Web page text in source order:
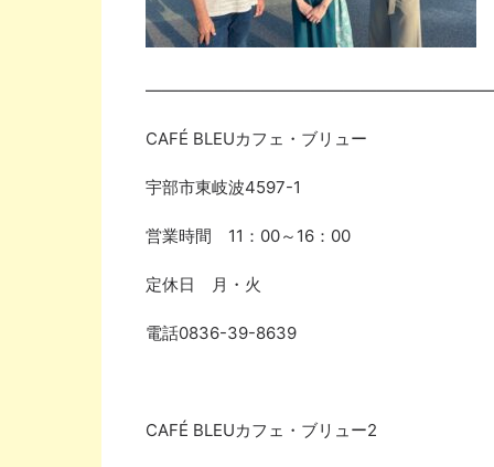
CAFÉ BLEUカフェ・ブリュー
宇部市東岐波4597-1
営業時間 11 ： 00～ 16 ： 00
定休日 月・火
電話0836-39-8639
CAFÉ BLEUカフェ・ブリュー2